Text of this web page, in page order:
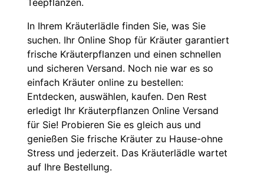
In Ihrem Kräuterlädle finden Sie, was Sie
suchen. Ihr Online Shop für Kräuter garantiert
frische Kräuterpflanzen und einen schnellen
und sicheren Versand. Noch nie war es so
einfach Kräuter online zu bestellen:
Entdecken, auswählen, kaufen. Den Rest
erledigt Ihr Kräuterpflanzen Online Versand
für Sie! Probieren Sie es gleich aus und
genießen Sie frische Kräuter zu Hause-ohne
Stress und jederzeit. Das Kräuterlädle wartet
auf Ihre Bestellung.